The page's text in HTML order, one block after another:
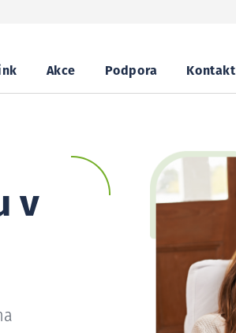
Akce Podpora Kontakt
v